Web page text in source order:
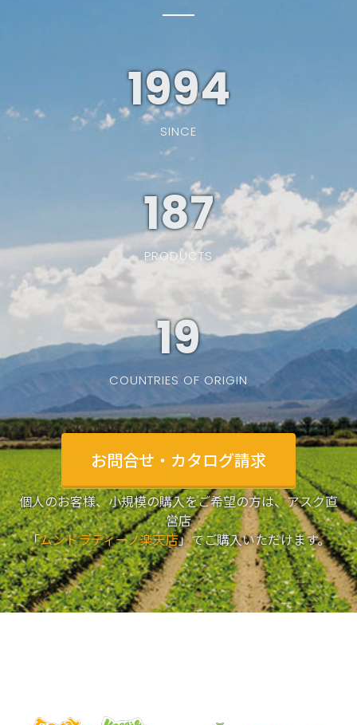
1994
SINCE
187
PRODUCTS
19
COUNTRIES OF ORIGIN
お問合せ・カタログ請求
個人のお客様、小規模の購入をご希望の方は、アスク直
営店
「ムンドラティーノ楽天店」でご購入いただけます。